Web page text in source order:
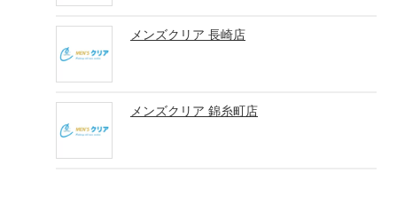
メンズクリア 長崎店
メンズクリア 錦糸町店